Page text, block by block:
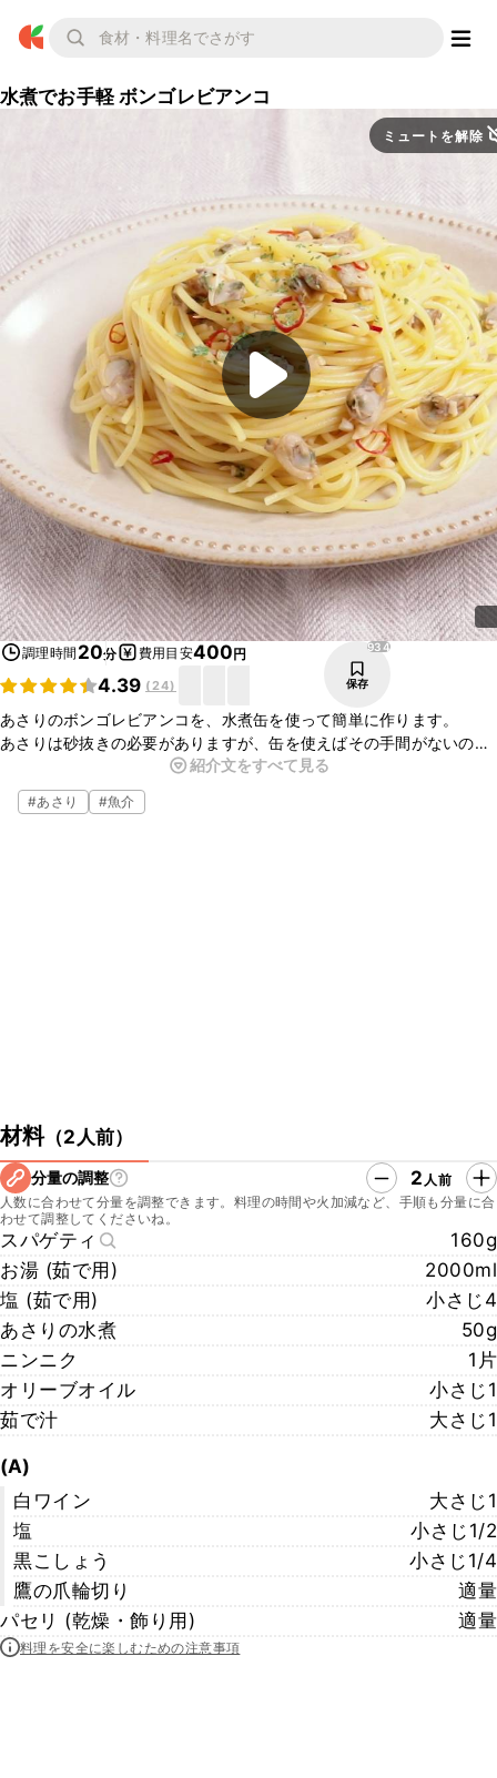
水煮でお手軽 ボンゴレビアンコ
ミュートを解除
調理時間 20分 費用目安400円
4.39 (24)
934
保存
あさりのボンゴレビアンコを、水煮缶を使って簡単に作ります。
あさりは砂抜きの必要がありますが、缶を使えばその手間がないの
で、時間がない時や早く作りたい時にさっとすぐに出来上がるのが嬉
しいですね。
ぜひお試しください。
紹介文をすべて見る
#あさり #魚介
材料（2人前）
分量の調整 2 人前
人数に合わせて分量を調整できます。料理の時間や火加減など、手順も分量に合
わせて調整してくださいね。
スパゲティ
160g
お湯 (茹で用)
2000ml
塩 (茹で用)
小さじ4
あさりの水煮
50g
ニンニク
1片
オリーブオイル
小さじ1
茹で汁
大さじ1
(A)
白ワイン
大さじ1
塩
小さじ1/2
黒こしょう
小さじ1/4
鷹の爪輪切り
適量
パセリ (乾燥・飾り用)
適量
料理を安全に楽しむための注意事項